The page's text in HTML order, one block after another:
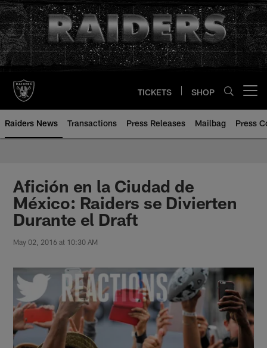
Skip
to
main
content
TICKETS SHOP
Raiders News Transactions Press Releases Mailbag Press
Afición en la Ciudad de
México: Raiders se Divierten
Durante el Draft
May 02, 2016 at 10:30 AM